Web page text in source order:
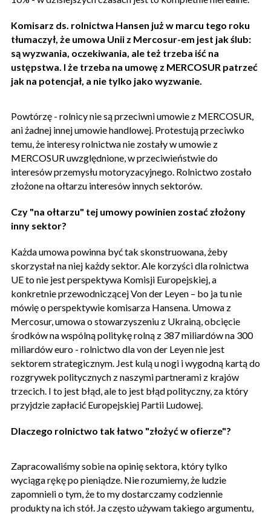
Komisarz ds. rolnictwa Hansen już w marcu tego roku
tłumaczył, że umowa Unii z Mercosur-em jest jak ślub:
są wyzwania, oczekiwania, ale też trzeba iść na
ustępstwa. I że trzeba na umowę z MERCOSUR patrzeć
jak na potencjał, a nie tylko jako wyzwanie.
Powtórzę - rolnicy nie są przeciwni umowie z MERCOSUR,
ani żadnej innej umowie handlowej. Protestują przeciwko
temu, że interesy rolnictwa nie zostały w umowie z
MERCOSUR uwzględnione, w przeciwieństwie do
interesów przemysłu motoryzacyjnego. Rolnictwo zostało
złożone na ołtarzu interesów innych sektorów.
Czy "na ołtarzu" tej umowy powinien zostać złożony
inny sektor?
Każda umowa powinna być tak skonstruowana, żeby
skorzystał na niej każdy sektor. Ale korzyści dla rolnictwa
UE to nie jest perspektywa Komisji Europejskiej, a
konkretnie przewodniczącej Von der Leyen – bo ja tu nie
mówię o perspektywie komisarza Hansena. Umowa z
Mercosur, umowa o stowarzyszeniu z Ukrainą, obcięcie
środków na wspólną politykę rolną z 387 miliardów na 300
miliardów euro - rolnictwo dla von der Leyen nie jest
sektorem strategicznym. Jest kulą u nogi i wygodną kartą do
rozgrywek politycznych z naszymi partnerami z krajów
trzecich. I to jest błąd, ale to jest błąd polityczny, za który
przyjdzie zapłacić Europejskiej Partii Ludowej.
Dlaczego rolnictwo tak łatwo "złożyć w ofierze"?
Zapracowaliśmy sobie na opinię sektora, który tylko
wyciąga rękę po pieniądze. Nie rozumiemy, że ludzie
zapomnieli o tym, że to my dostarczamy codziennie
produkty na ich stół. Ja często używam takiego argumentu,